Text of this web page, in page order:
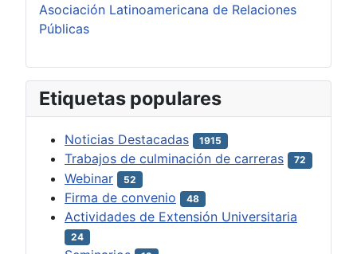
Asociación Latinoamericana de Relaciones
Públicas
Etiquetas populares
Noticias Destacadas 1915
Trabajos de culminación de carreras 72
Webinar 52
Firma de convenio 48
Actividades de Extensión Universitaria
24